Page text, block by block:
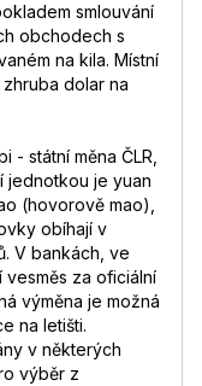
smlouvání
obchodech s
na kila. Místní
dolar na
- státní měna ČLR,
je yuan
(hovorově mao),
obíhají v
V bankách, ve
vesměs za oficiální
výměna je možná
na letišti.
v některých
výběr z